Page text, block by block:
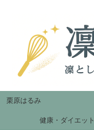
栗原はるみ
健康・ダイエット